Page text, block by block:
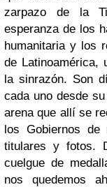
zarpazo de la
esperanza de los
humanitaria y los
de Latinoamérica,
la sinrazón. Son
cada uno desde
arena que allí se
los Gobiernos de
titulares y fotos.
cuelgue de
nos quedemos